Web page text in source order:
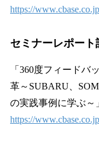
https://
セミナーレポート
「360度フィードバ
革～SUBARU、
の実践事例に学ぶ～
https://